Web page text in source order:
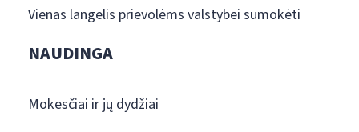
Vienas langelis prievolėms valstybei sumokėti
NAUDINGA
Mokesčiai ir jų dydžiai